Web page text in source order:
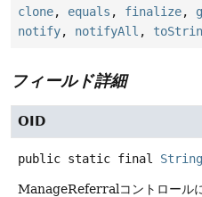
clone, equals , finalize,
notify, notifyAll ,
フィールド詳細
OID
public static final String
ManageReferralコントロール